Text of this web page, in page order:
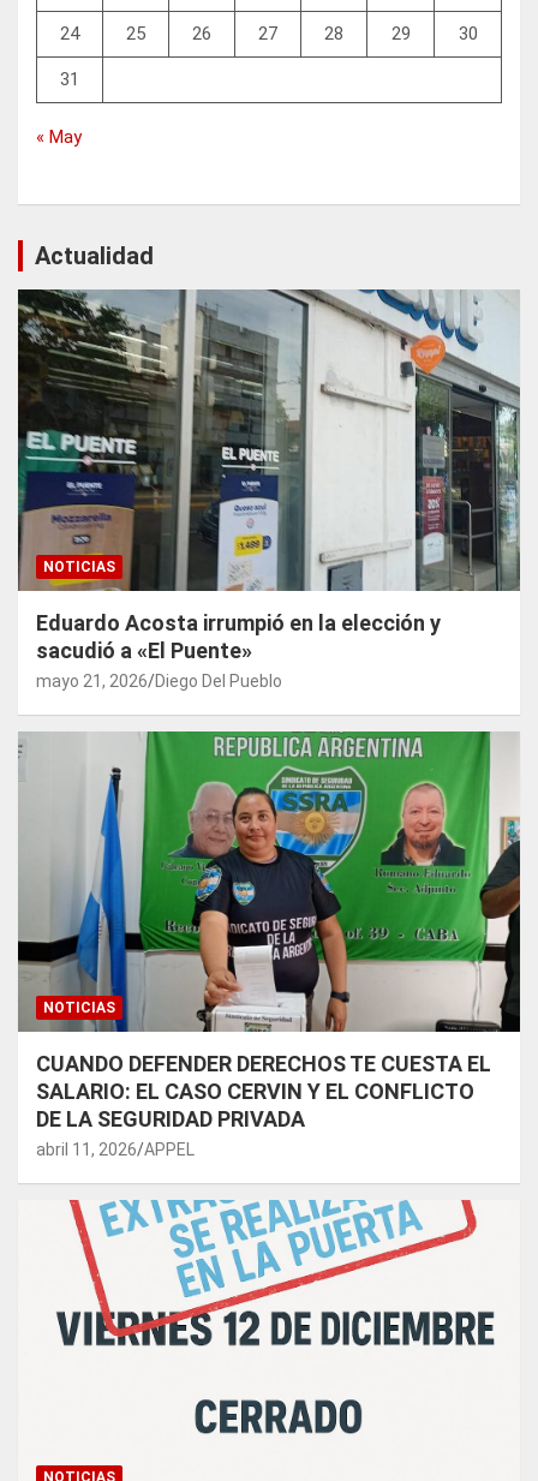
24 25 26 27 28 29 30
31
« May
Actualidad
NOTICIAS
Eduardo Acosta irrumpió en la elección y
sacudió a «El Puente»
mayo 21, 2026 Diego Del Pueblo
NOTICIAS
CUANDO DEFENDER DERECHOS TE CUESTA EL
SALARIO: EL CASO CERVIN Y EL CONFLICTO
DE LA SEGURIDAD PRIVADA
abril 11, 2026 APPEL
NOTICIAS